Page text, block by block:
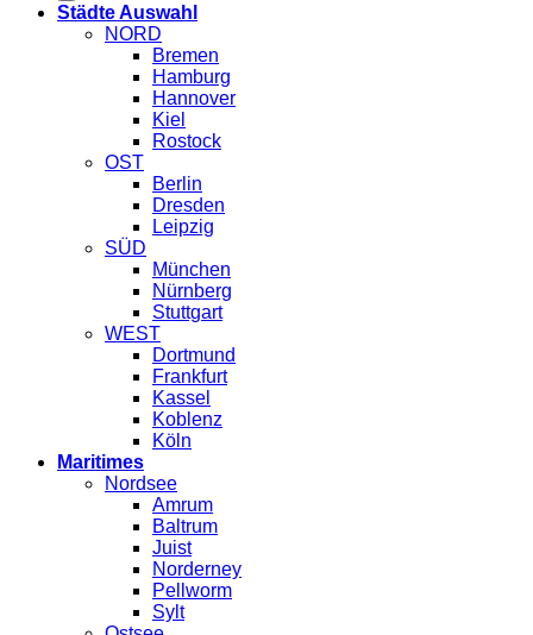
Städte Auswahl
NORD
Bremen
Hamburg
Hannover
Kiel
Rostock
OST
Berlin
Dresden
Leipzig
SÜD
München
Nürnberg
Stuttgart
WEST
Dortmund
Frankfurt
Kassel
Koblenz
Köln
Maritimes
Nordsee
Amrum
Baltrum
Juist
Norderney
Pellworm
Sylt